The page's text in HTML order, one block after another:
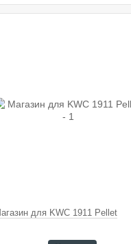
для KWC 1911 Pellet